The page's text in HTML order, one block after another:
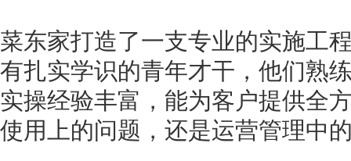
菜东家打造了一支专业的实施工
有扎实学识的青年才干，他们熟
实操经验丰富，能为客户提供全
使用上的问题，还是运营管理中